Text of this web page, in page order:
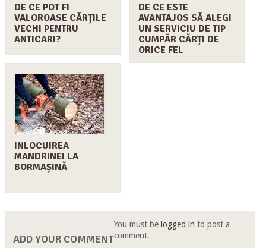
DE CE POT FI
VALOROASE CĂRȚILE
VECHI PENTRU
ANTICARI?
DE CE ESTE
AVANTAJOS SĂ ALEGI
UN SERVICIU DE TIP
CUMPĂR CĂRȚI DE
ORICE FEL
INLOCUIREA
MANDRINEI LA
BORMAȘINĂ
ADD YOUR COMMENT
You must be logged in to post a
comment.